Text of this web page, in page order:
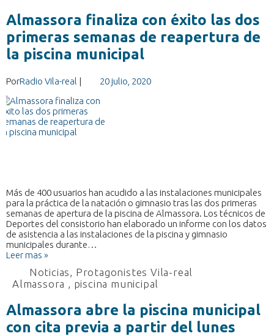
Almassora finaliza con éxito las dos
primeras semanas de reapertura de
la piscina municipal
PorRadio Vila-real | 20 julio, 2020
Más de 400 usuarios han acudido a las instalaciones municipales
para la práctica de la natación o gimnasio tras las dos primeras
semanas de apertura de la piscina de Almassora. Los técnicos de
Deportes del consistorio han elaborado un informe con los datos
de asistencia a las instalaciones de la piscina y gimnasio
municipales durante…
Leer mas »
Noticias, Protagonistes Vila-real
Almassora , piscina municipal
Almassora abre la piscina municipal
con cita previa a partir del lunes